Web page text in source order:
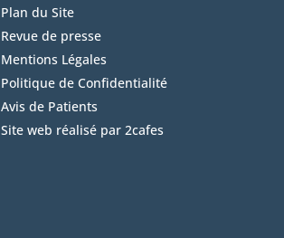
Plan du Site
Revue de presse
Mentions Légales
Politique de Confidentialité
Avis de Patients
Site web réalisé par 2cafes